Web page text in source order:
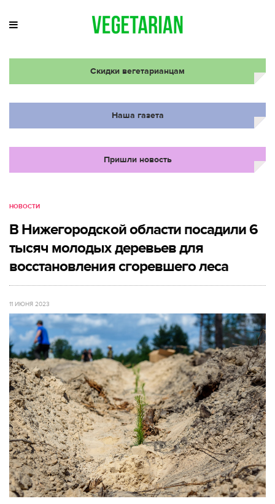
Скидки вегетарианцам
Наша газета
Пришли новость
НОВОСТИ
В Нижегородской области посадили 6
тысяч молодых деревьев для
восстановления сгоревшего леса
11 ИЮНЯ 2023